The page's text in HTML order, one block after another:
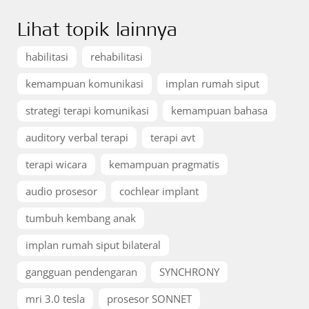
Lihat topik lainnya
habilitasi
rehabilitasi
kemampuan komunikasi
implan rumah siput
strategi terapi komunikasi
kemampuan bahasa
auditory verbal terapi
terapi avt
terapi wicara
kemampuan pragmatis
audio prosesor
cochlear implant
tumbuh kembang anak
implan rumah siput bilateral
gangguan pendengaran
SYNCHRONY
mri 3.0 tesla
prosesor SONNET